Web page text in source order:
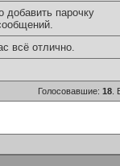
добавить парочку
всё отлично.
Голосовавшие: 18.